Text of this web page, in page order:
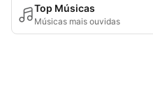
Top Músicas
Músicas mais ouvidas